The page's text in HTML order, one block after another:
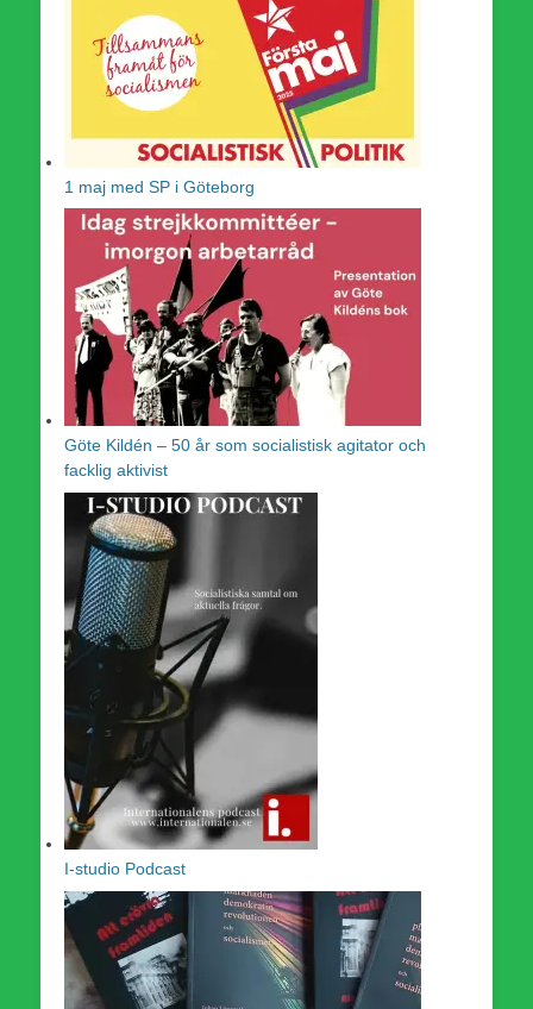
1 maj med SP i Göteborg
Göte Kildén – 50 år som socialistisk agitator och
facklig aktivist
I-studio Podcast